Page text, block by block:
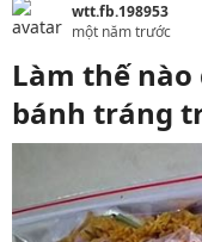
wtt.fb.198953
một năm trước
Làm thế
bánh tráng